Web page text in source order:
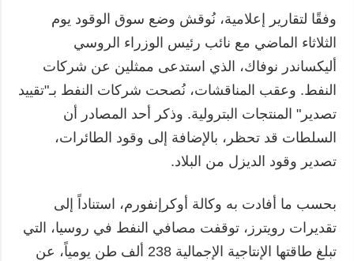
وفقًا لتقارير إعلامية، نُوقش وضع سوق الوقود يوم
الثلاثاء الماضي مع نائب رئيس الوزراء الروسي
أليكساندر نوفاك، الذي استدعى ممثلين عن شركات
النفط. وعقب المناقشات، نُصحت شركات النفط بـ"تقييد
تصدير" المنتجات البترولية. وذكر أحد المصادر أن
السلطات قد تحظر، بالإضافة إلى وقود الطائرات،
تصدير وقود الديزل من البلاد.
بحسب ما أفادت به وكالة أوكرإنفورم، استناداً إلى
تقديرات رويترز، توقفت مصافي النفط في روسيا، التي
تبلغ طاقتها الإنتاجية الإجمالية 238 ألف طن يومياً، عن